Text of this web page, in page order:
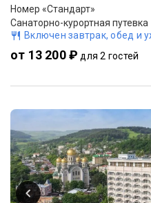
Номер «Стандарт»
Санаторно-курортная путевка
Включен завтрак, обед и
от 13 200 ₽ для 2 гостей